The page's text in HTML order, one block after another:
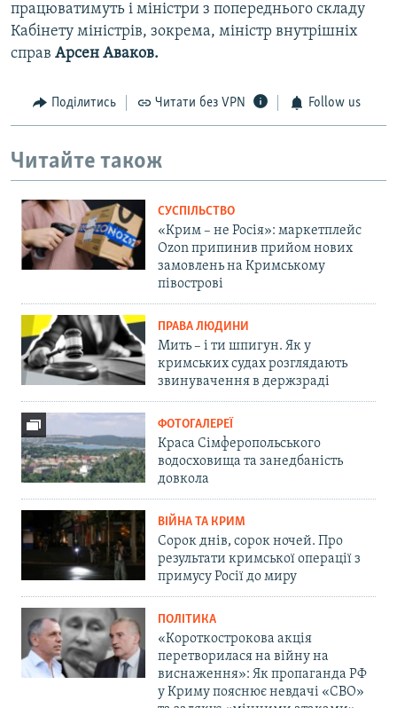
працюватимуть і міністри з попереднього складу
Кабінету міністрів, зокрема, міністр внутрішніх
справ Арсен Аваков.
Поділитись Читати без VPN Follow us
Читайте також
СУСПІЛЬСТВО
«Крим – не Росія»: маркетплейс
Ozon припинив прийом нових
замовлень на Кримському
півострові
ПРАВА ЛЮДИНИ
Мить – і ти шпигун. Як у
кримських судах розглядають
звинувачення в держзраді
ФОТОГАЛЕРЕЇ
Краса Сімферопольського
водосховища та занедбаність
довкола
ВІЙНА ТА КРИМ
Сорок днів, сорок ночей. Про
результати кримської операції з
примусу Росії до миру
ПОЛІТИКА
«Короткострокова акція
перетворилася на війну на
виснаження»: Як пропаганда РФ
у Криму пояснює невдачі «СВО»